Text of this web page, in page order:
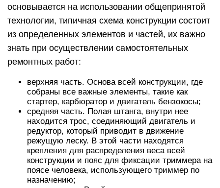
основывается на использовании общепринятой
технологии, типичная схема конструкции состоит
из определенных элементов и частей, их важно
знать при осуществлении самостоятельных
ремонтных работ:
верхняя часть. Основа всей конструкции, где
собраны все важные элементы, такие как
стартер, карбюратор и двигатель бензокосы;
средняя часть. Полая штанга, внутри нее
находится трос, соединяющий двигатель и
редуктор, который приводит в движение
режущую леску. В этой части находятся
крепления для распределения веса всей
конструкции и пояс для фиксации триммера на
поясе человека, использующего триммер по
назначению;